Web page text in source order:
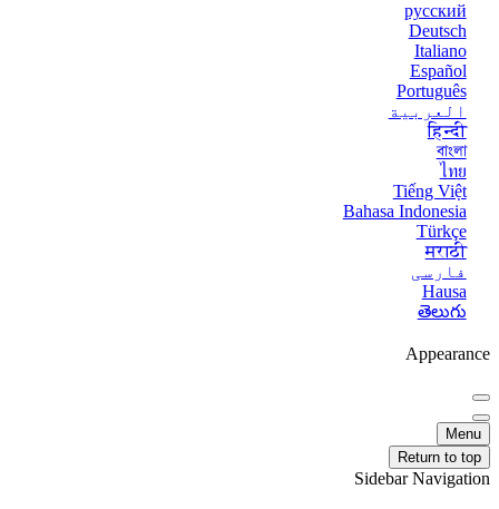
русский
Deutsch
Italiano
Español
Português
العربية
हिन्दी
বাংলা
ไทย
Tiếng Việt
Bahasa Indonesia
Türkçe
मराठी
فارسی
Hausa
తెలుగు
Appearance
Menu
Return to top
Sidebar Navigation